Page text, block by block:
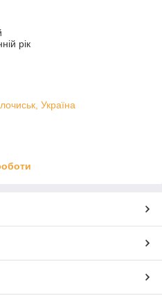
рік
Україна